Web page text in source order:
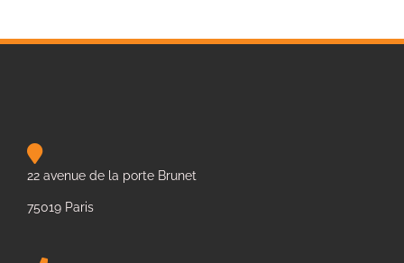
22 avenue de la porte Brunet
75019 Paris